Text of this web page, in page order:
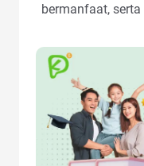
bermanfaat, serta